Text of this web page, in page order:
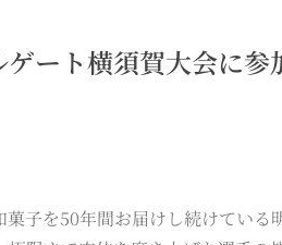
ート横須賀大会に参
子を50年間お届けし続けている